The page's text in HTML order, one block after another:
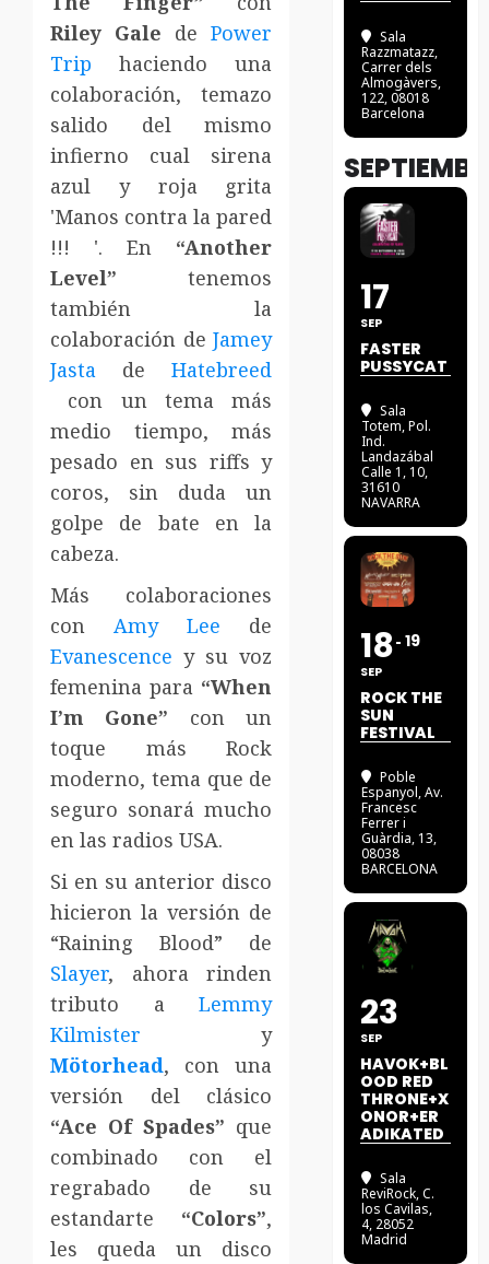
Riley Gale dePower
Trip haciendo una
colaboración, temazo
salido del mismo
infierno cual sirena
azul y roja grita
'Manos contra la pared
!!! '. En “Another
Level” tenemos
también la
colaboración deJamey
Jasta deHatebreed
con un tema más
medio tiempo, más
pesado en sus riffs y
coros, sin duda un
golpe de bate en la
cabeza.
Más colaboraciones
conAmy Lee de
Evanescence y su voz
femenina para “When
I’m Gone” con un
toque más Rock
moderno, tema que de
seguro sonará mucho
en las radios USA.
Si en su anterior disco
hicieron la versión de
“Raining Blood” de
Slayer, ahora rinden
tributo aLemmy
Kilmister y
Mötorhead, con una
versión del clásico
“Ace Of Spades” que
combinado con el
regrabado de su
estandarte “Colors”,
les queda un disco
Sala
Razzmatazz,
Carrer dels
Almogàvers,
122, 08018
Barcelona
17
SEP
FASTER
PUSSYCAT
Sala
Totem, Pol.
Ind.
Landazábal
Calle 1, 10,
31610
NAVARRA
18
SEP
19
ROCK THE
SUN
FESTIVAL
Poble
Espanyol, Av.
Francesc
Ferrer i
Guàrdia, 13,
08038
BARCELONA
23
SEP
HAVOK+BL
OOD RED
THRONE+X
ONOR+ER
ADIKATED
Sala
ReviRock, C.
los Cavilas,
4, 28052
Madrid